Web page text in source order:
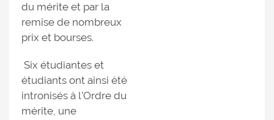
du mérite et par la
remise de nombreux
prix et bourses.
Six étudiantes et
étudiants ont ainsi été
intronisés à l’Ordre du
mérite, une